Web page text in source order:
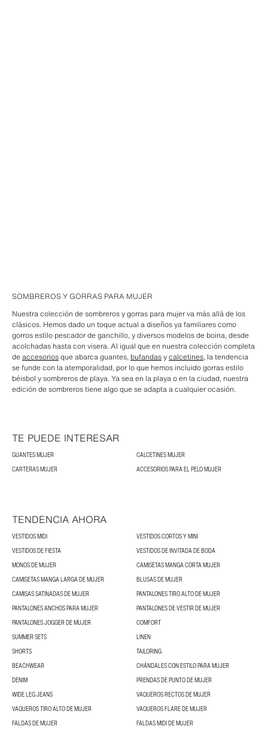
SOMBREROS Y GORRAS PARA MUJER
Nuestra colección de sombreros y gorras para mujer va más allá de los
clásicos. Hemos dado un toque actual a diseños ya familiares como
gorros estilo pescador de ganchillo, y diversos modelos de boina, desde
acolchadas hasta con visera. Al igual que en nuestra colección completa
deaccesoriosque abarca guantes, bufandasycalcetines, la tendencia
se funde con la atemporalidad, por lo que hemos incluido gorras estilo
béisbol y sombreros de playa. Ya sea en la playa o en la ciudad, nuestra
edición de sombreros tiene algo que se adapta a cualquier ocasión.
TE PUEDE INTERESAR
GUANTES MUJER
CALCETINES MUJER
CARTERAS MUJER
ACCESORIOS PARA EL PELO MUJER
TENDENCIA AHORA
VESTIDOS MIDI
VESTIDOS CORTOS Y MINI
VESTIDOS DE FIESTA
VESTIDOS DE INVITADA DE BODA
MONOS DE MUJER
CAMISETAS MANGA CORTA MUJER
CAMISETAS MANGA LARGA DE MUJER
BLUSAS DE MUJER
CAMISAS SATINADAS DE MUJER
PANTALONES TIRO ALTO DE MUJER
PANTALONES ANCHOS PARA MUJER
PANTALONES DE VESTIR DE MUJER
PANTALONES JOGGER DE MUJER
COMFORT
SUMMER SETS
LINEN
SHORTS
TAILORING
BEACHWEAR
CHÁNDALES CON ESTILO PARA MUJER
DENIM
PRENDAS DE PUNTO DE MUJER
WIDE LEG JEANS
VAQUEROS RECTOS DE MUJER
VAQUEROS TIRO ALTO DE MUJER
VAQUEROS FLARE DE MUJER
FALDAS DE MUJER
FALDAS MIDI DE MUJER